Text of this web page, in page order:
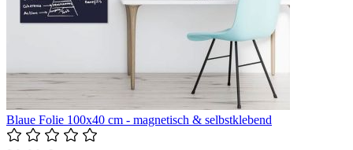
Blaue Folie 100x40 cm - magnetisch & selbstklebend